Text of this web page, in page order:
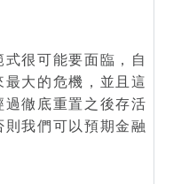
很可能要面臨，自
大的危機，並且這
徹底重置之後存活
我們可以預期金融